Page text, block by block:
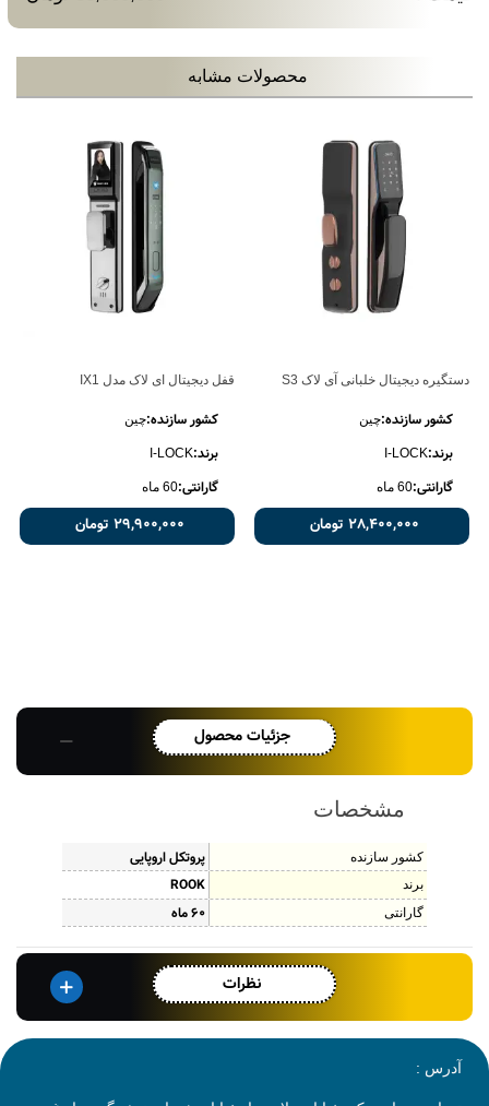
محصولات مشابه
دستگیره دیجیتال خلبانی آی لاک S3
کشور سازنده:چین
برند:I-LOCK
گارانتی:60 ماه
28,400,000 تومان
قفل دیجیتال ای لاک مدل IX1
کشور سازنده:چین
برند:I-LOCK
گارانتی:60 ماه
29,900,000 تومان
جزئیات محصول
مشخصات
کشور سازنده پروتکل اروپایی
برند ROOK
گارانتی 60 ماه
نظرات
آدرس :